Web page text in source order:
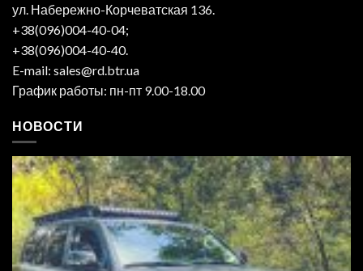
ул. Набережно-Корчеватская 136.
+38(096)004-40-04;
+38(096)004-40-40.
E-mail: sales@rd.btr.ua
График работы: пн-пт 9.00-18.00
НОВОСТИ